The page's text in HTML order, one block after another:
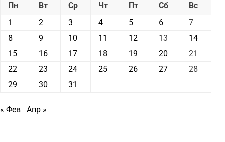
Пн
Вт Ср Чт Пт Сб
Вс
1
2 3 4 5 6
7
8
9 10 11 12 13
14
15
16 17 18 19 20
21
22
23 24 25 26 27
28
29
30 31
« Фев Апр »